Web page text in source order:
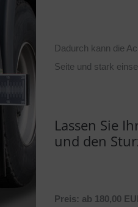
Dadurch kann die
Seite und stark
Lassen Sie
und den
Preis: ab 180,00